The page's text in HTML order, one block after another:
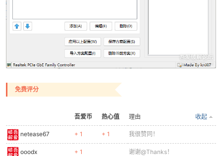
免费评分
吾爱币 热心值 收起
理由
netease67 + 1 + 1 我很赞同！
ooodx + 1 谢谢@Thanks！